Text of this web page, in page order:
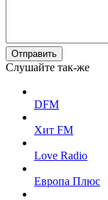
Отправить
Слушайте так-же
DFM
Хит FM
Love Radio
Европа Плюс